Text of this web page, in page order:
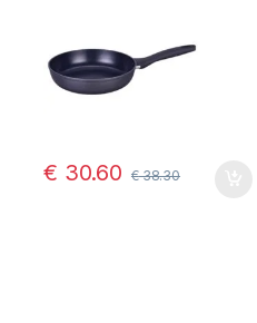
€ 30.60 €38.30